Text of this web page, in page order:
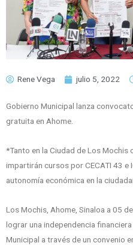
Rene Vega julio 5, 2022
Gobierno Municipal lanza
gratuita en Ahome.
*Tanto en la Ciudad de Los Mochis
impartirán cursos por CECATI 43 e
autonomía económica en la
Los Mochis, Ahome, Sinaloa a 05
lograr una independencia
Municipal a través de un convenio